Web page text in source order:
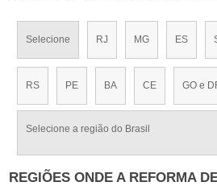
Selecione RJ MG ES
RS PE BA CE GO e
Selecione a região do Brasil
REGIÕES ONDE A REFORMA